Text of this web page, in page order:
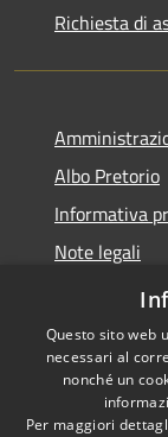
Richiesta di
Albo Pretorio
Informativa
Note legali
Questo sito web
necessari al
nonché un
Per maggiori